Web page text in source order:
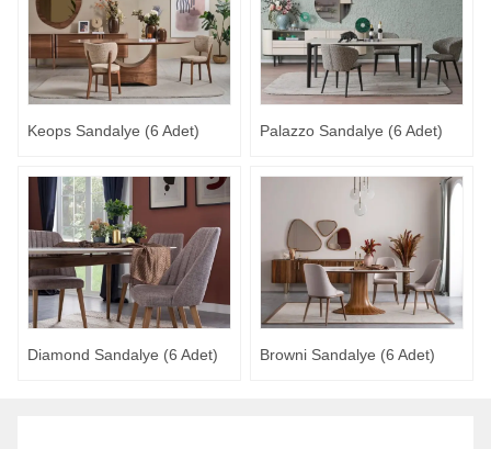
Keops Sandalye (6 Adet) Palazzo Sandalye (6 Adet)
Diamond Sandalye (6 Adet) Browni Sandalye (6 Adet)